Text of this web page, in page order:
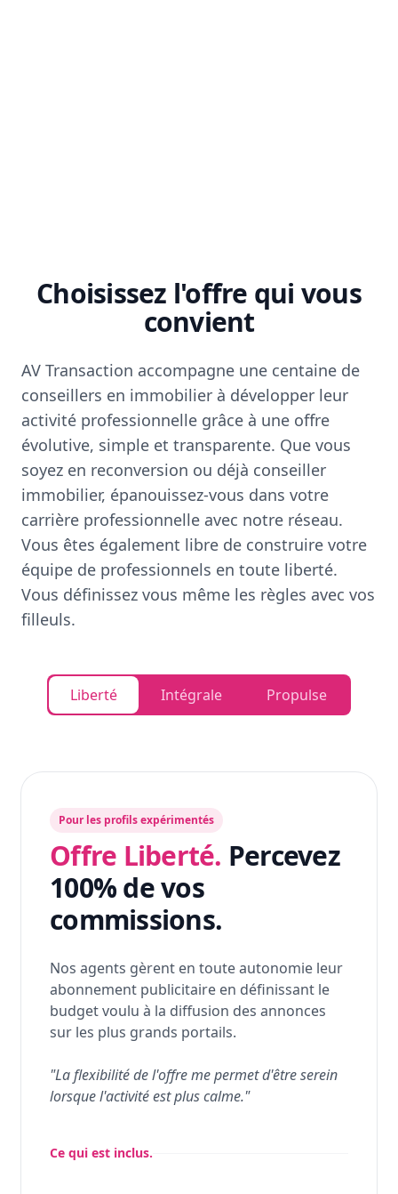
Choisissez l'offre qui vous
convient
AV Transaction accompagne une centaine de
conseillers en immobilier à développer leur
activité professionnelle grâce à une offre
évolutive, simple et transparente. Que vous
soyez en reconversion ou déjà conseiller
immobilier, épanouissez-vous dans votre
carrière professionnelle avec notre réseau.
Vous êtes également libre de construire votre
équipe de professionnels en toute liberté.
Vous définissez vous même les règles avec vos
filleuls.
Liberté Intégrale Propulse
Pour les profils expérimentés
Offre Liberté. Percevez
100% de vos
commissions.
Nos agents gèrent en toute autonomie leur
abonnement publicitaire en définissant le
budget voulu à la diffusion des annonces
sur les plus grands portails.
"La flexibilité de l'offre me permet d'être serein
lorsque l'activité est plus calme."
Ce qui est inclus.